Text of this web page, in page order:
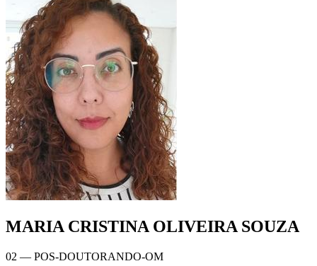
MARIA CRISTINA OLIVEIRA SOUZA
02 — POS-DOUTORANDO-OM